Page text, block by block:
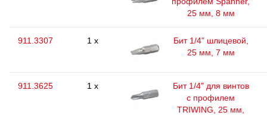
25 мм, 8 мм
911.3307 1 x
Бит 1/4" шлицевой,
25 мм, 7 мм
911.3625 1 x
Бит 1/4" для винтов
с профилем
TRIWING, 25 мм,